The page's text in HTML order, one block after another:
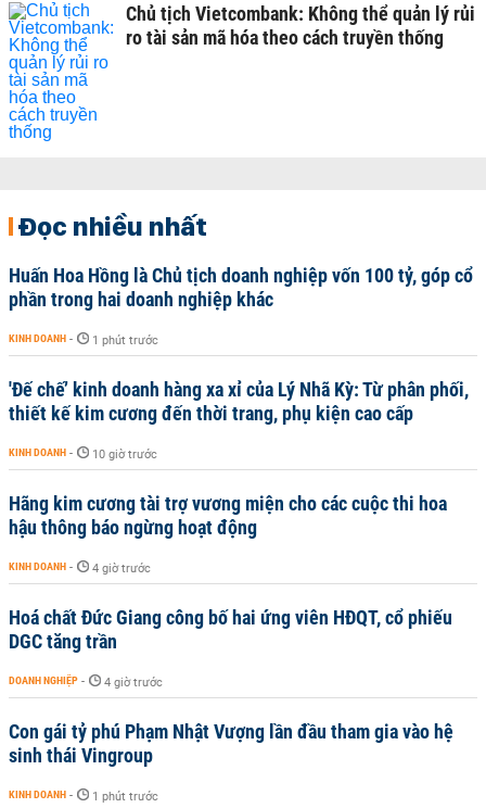
Chủ tịch Vietcombank: Không thể quản lý rủi
ro tài sản mã hóa theo cách truyền thống
Đọc nhiều nhất
Huấn Hoa Hồng là Chủ tịch doanh nghiệp vốn 100 tỷ, góp cổ
phần trong hai doanh nghiệp khác
KINH DOANH - 1 phút trước
'Đế chế’ kinh doanh hàng xa xỉ của Lý Nhã Kỳ: Từ phân phối,
thiết kế kim cương đến thời trang, phụ kiện cao cấp
KINH DOANH - 10 giờ trước
Hãng kim cương tài trợ vương miện cho các cuộc thi hoa
hậu thông báo ngừng hoạt động
KINH DOANH - 4 giờ trước
Hoá chất Đức Giang công bố hai ứng viên HĐQT, cổ phiếu
DGC tăng trần
DOANH NGHIỆP - 4 giờ trước
Con gái tỷ phú Phạm Nhật Vượng lần đầu tham gia vào hệ
sinh thái Vingroup
KINH DOANH - 1 phút trước